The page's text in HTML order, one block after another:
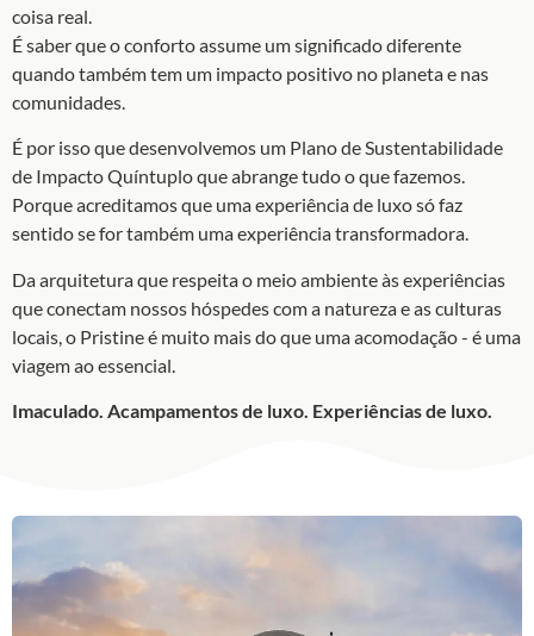
coisa real.
É saber que o conforto assume um significado diferente
quando também tem um impacto positivo no planeta e nas
comunidades.
É por isso que desenvolvemos um Plano de Sustentabilidade
de Impacto Quíntuplo que abrange tudo o que fazemos.
Porque acreditamos que uma experiência de luxo só faz
sentido se for também uma experiência transformadora.
Da arquitetura que respeita o meio ambiente às experiências
que conectam nossos hóspedes com a natureza e as culturas
locais, o Pristine é muito mais do que uma acomodação - é uma
viagem ao essencial.
Imaculado. Acampamentos de luxo. Experiências de luxo.